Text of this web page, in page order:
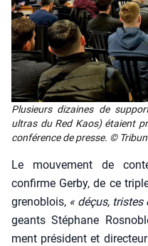
Plu­sieurs dizaines de
ultras du Red Kaos) étaient
confé­rence de presse. ©
Le mou­ve­ment de
confirme Ger­by, de ce
gre­no­blois, « déçus, tristes
geants Sté­phane
ment pré­sident et